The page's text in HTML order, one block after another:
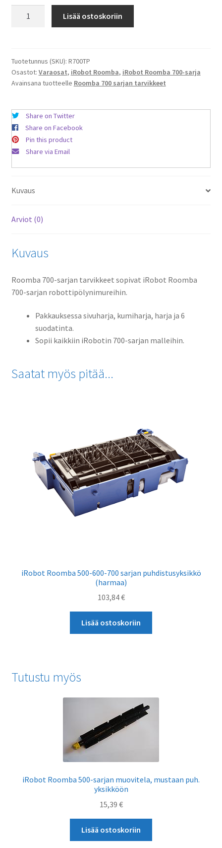
tarvikepaketti
määrä
Lisää ostoskoriin
Tuotetunnus (SKU): R700TP
Osastot: Varaosat, iRobot Roomba, iRobot Roomba 700-sarja
Avainsana tuotteelle Roomba 700 sarjan tarvikkeet
Share on Twitter
Share on Facebook
Pin this product
Share via Email
Kuvaus
Arviot (0)
Kuvaus
Roomba 700-sarjan tarvikkeet sopivat iRobot Roomba
700-sarjan robottipölynimureihin.
Pakkauksessa sivuharja, kumiharja, harja ja 6
suodatinta.
Sopii kaikkiin iRobotin 700-sarjan malleihin.
Saatat myös pitää...
iRobot Roomba 500-600-700 sarjan puhdistusyksikkö
(harmaa)
103,84€
Lisää ostoskoriin
Tutustu myös
iRobot Roomba 500-sarjan muovitela, mustaan puh.
yksikköön
15,39 €
Lisää ostoskoriin